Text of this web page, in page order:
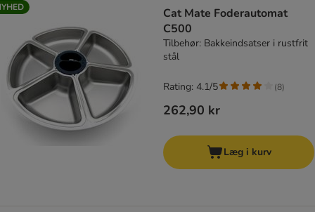
Cat Mate Foderautomat
C500
Tilbehør: Bakkeindsatser i rustfrit
stål
262,90 kr
Rating: 4.1/5 (8)
Læg i kurv